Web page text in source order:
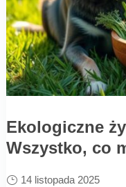
Ekologiczne
Wszystko, co
14 listopada 2025